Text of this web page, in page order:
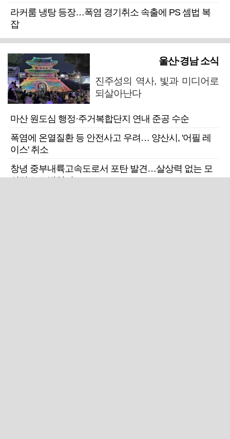
라커룸 냉탕 등장…폭염 경기취소 속출에 PS 셈법 복
잡
울산·경남 소식
진주성의 역사, 빛과 미디어로
되살아난다
마산 원도심 행정·주거복합단지 연내 준공 수순
폭염에 온열질환 등 안전사고 우려… 양산시, '어필 레
이스' 취소
창녕 중부내륙고속도로서 포탄 발견…살상력 없는 모
의탄으로 밝혀져